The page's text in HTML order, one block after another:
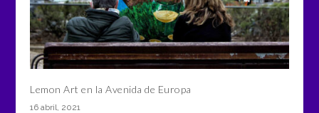
Lemon Art en la Avenida de Europa
16 abril, 2021